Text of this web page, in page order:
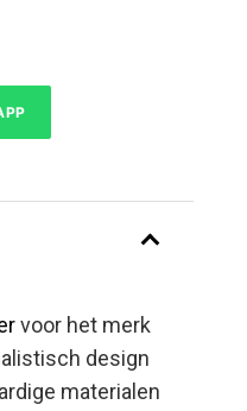
voor het merk
design
materialen